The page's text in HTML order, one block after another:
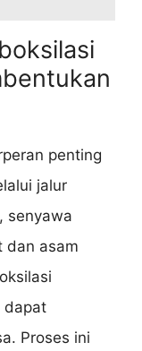
penting
jalur
senyawa
dan asam
dapat
Proses ini